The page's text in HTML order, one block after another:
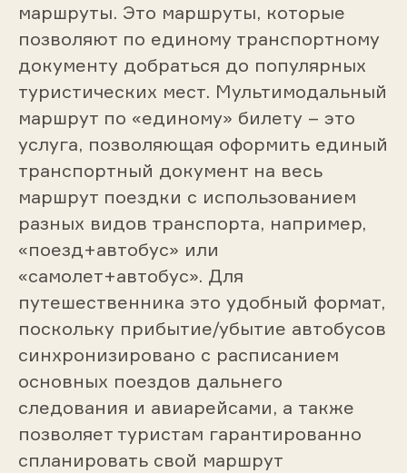
маршруты. Это маршруты, которые
позволяют по единому транспортному
документу добраться до популярных
туристических мест. Мультимодальный
маршрут по «единому» билету – это
услуга, позволяющая оформить единый
транспортный документ на весь
маршрут поездки с использованием
разных видов транспорта, например,
«поезд+автобус» или
«самолет+автобус». Для
путешественника это удобный формат,
поскольку прибытие/убытие автобусов
синхронизировано с расписанием
основных поездов дальнего
следования и авиарейсами, а также
позволяет туристам гарантированно
спланировать свой маршрут